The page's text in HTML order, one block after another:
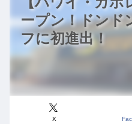
ープン！ドンド
フに初進出！
X